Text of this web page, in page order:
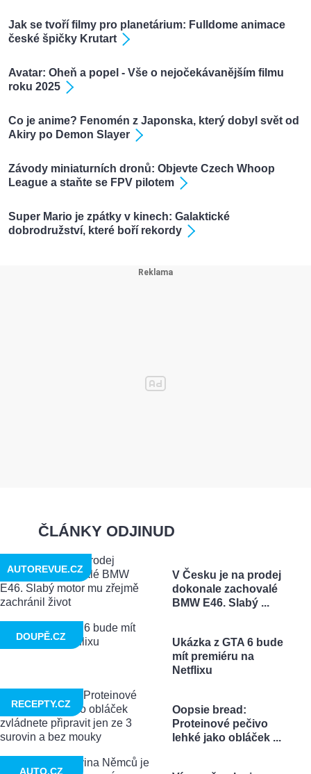
Jak se tvoří filmy pro planetárium: Fulldome animace
české špičky Krutart
Avatar: Oheň a popel - Vše o nejočekávanějším filmu
roku 2025
Co je anime? Fenomén z Japonska, který dobyl svět od
Akiry po Demon Slayer
Závody miniaturních dronů: Objevte Czech Whoop
League a staňte se FPV pilotem
Super Mario je zpátky v kinech: Galaktické
dobrodružství, které boří rekordy
ČLÁNKY ODJINUD
V Česku je na prodej
dokonale zachovalé
BMW E46. Slabý ...
AUTOREVUE.CZ
Ukázka z GTA 6 bude
mít premiéru na
Netflixu
DOUPĚ.CZ
Oopsie bread:
Proteinové pečivo
lehké jako obláček ...
RECEPTY.CZ
AUTO.CZ